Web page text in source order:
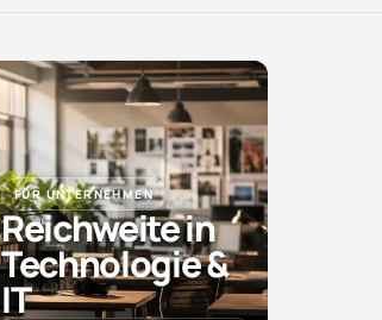
FÜR UNTERNEHMEN
Reichweite in
Technologie &
IT